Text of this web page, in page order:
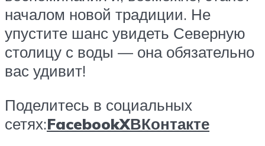
началом новой традиции. Не
упустите шанс увидеть Северную
столицу с воды — она обязательно
вас удивит!
Поделитесь в социальных
сетях:FacebookXВКонтакте